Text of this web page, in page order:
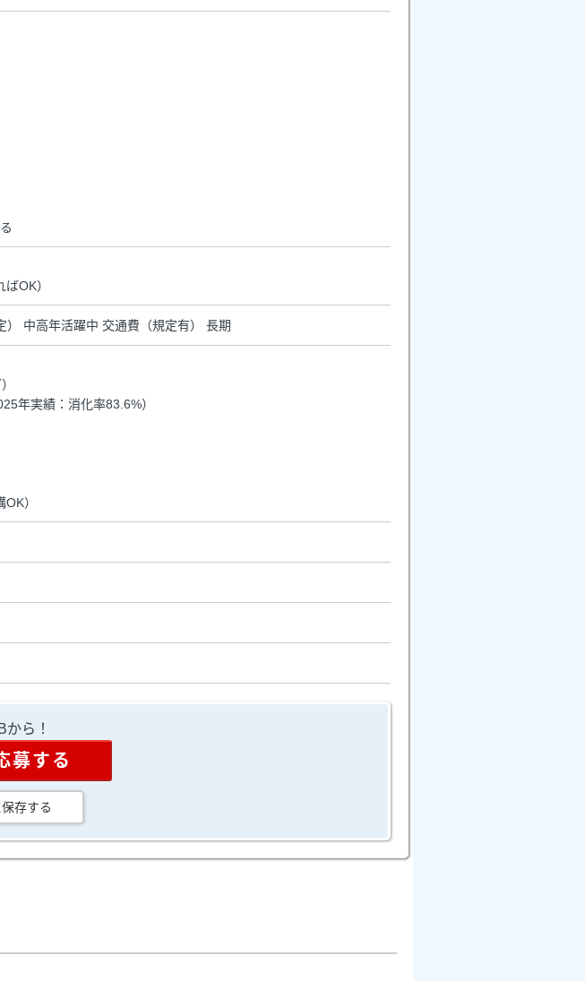
OK）
中高年活躍中 交通費（規定有） 長期
年実績：消化率83.6%）
）
から！
募する
存する